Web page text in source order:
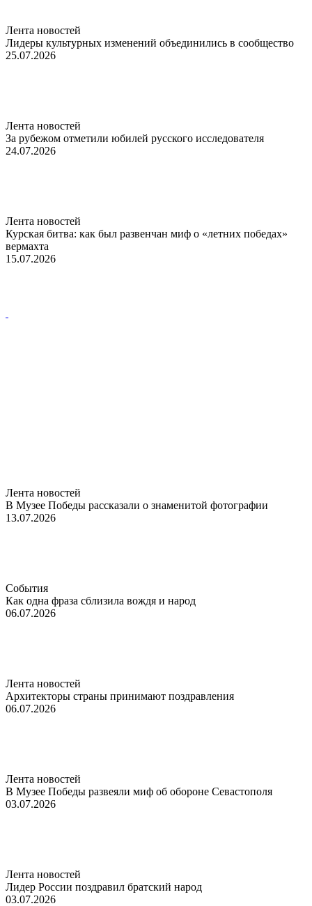
Лента новостей
Лидеры культурных изменений объединились в сообщество
25.07.2026
Лента новостей
За рубежом отметили юбилей русского исследователя
24.07.2026
Лента новостей
Курская битва: как был развенчан миф о «летних победах»
вермахта
15.07.2026
Лента новостей
В Музее Победы рассказали о знаменитой фотографии
13.07.2026
События
Как одна фраза сблизила вождя и народ
06.07.2026
Лента новостей
Архитекторы страны принимают поздравления
06.07.2026
Лента новостей
В Музее Победы развеяли миф об обороне Севастополя
03.07.2026
Лента новостей
Лидер России поздравил братский народ
03.07.2026